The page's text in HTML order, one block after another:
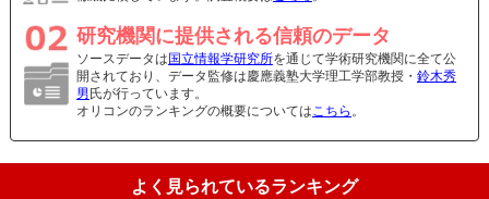
研究機関に提供される信頼のデータ
ソースデータは 国立情報学研究所を通じて学術研究機関に全て公
開されており、データ監修は慶應義塾大学理工学部教授・ 鈴木秀
男 氏が行っています。
オリコンのランキングの概要についてはこちら 。
よく見られているランキング